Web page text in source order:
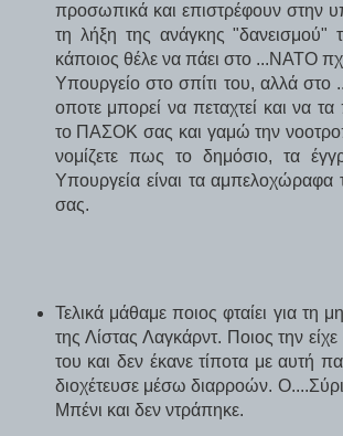
προσωπικά και επιστρέφουν στην
τη λήξη της ανάγκης "δανεισμού"
κάποιος θέλε να πάει στο ...ΝΑΤΟ πχ,
Υπουργείο στο σπίτι του, αλλά στο
οποτε μπορεί να πεταχτεί και να
το ΠΑΣΟΚ σας και γαμώ την
νομίζετε πως το δημόσιο, τα
Υπουργεία είναι τα
σας.
Τελικά μάθαμε ποιος φταίει για τη
της Λίστας Λαγκάρντ. Ποιος την
του και δεν έκανε τίποτα με αυτή
διοχέτευσε μέσω διαρροών.
Μπένι και δεν ντράπηκε.